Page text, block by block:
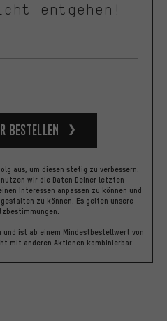
entgehen!
bestellen
aus, um diesen stetig zu verbessern.
wir die Daten Deiner letzten
Interessen anpassen zu können und
zu können. Es gelten unsere
.
und ist ab einem Mindestbestellwert von
mit anderen Aktionen kombinierbar.